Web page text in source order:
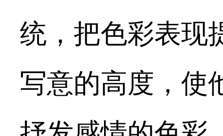
统，把色彩表现
写意的高度，使